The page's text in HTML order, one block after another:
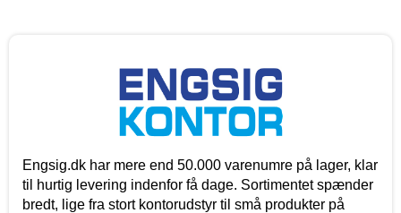
Engsig.dk har mere end 50.000 varenumre på lager, klar
til hurtig levering indenfor få dage. Sortimentet spænder
bredt, lige fra stort kontorudstyr til små produkter på